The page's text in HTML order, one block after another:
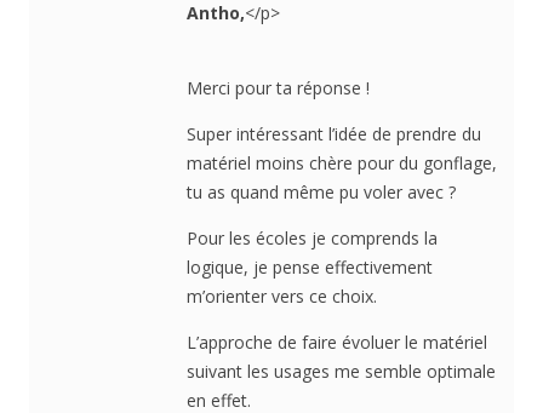
Antho,</p>
Merci pour ta réponse !
Super intéressant l’idée de prendre du
matériel moins chère pour du gonflage,
tu as quand même pu voler avec ?
Pour les écoles je comprends la
logique, je pense effectivement
m’orienter vers ce choix.
L’approche de faire évoluer le matériel
suivant les usages me semble optimale
en effet.